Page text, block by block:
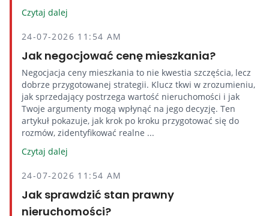
Czytaj dalej
24-07-2026 11:54 AM
Jak negocjować cenę mieszkania?
Negocjacja ceny mieszkania to nie kwestia szczęścia, lecz
dobrze przygotowanej strategii. Klucz tkwi w zrozumieniu,
jak sprzedający postrzega wartość nieruchomości i jak
Twoje argumenty mogą wpłynąć na jego decyzję. Ten
artykuł pokazuje, jak krok po kroku przygotować się do
rozmów, zidentyfikować realne ...
Czytaj dalej
24-07-2026 11:54 AM
Jak sprawdzić stan prawny
nieruchomości?